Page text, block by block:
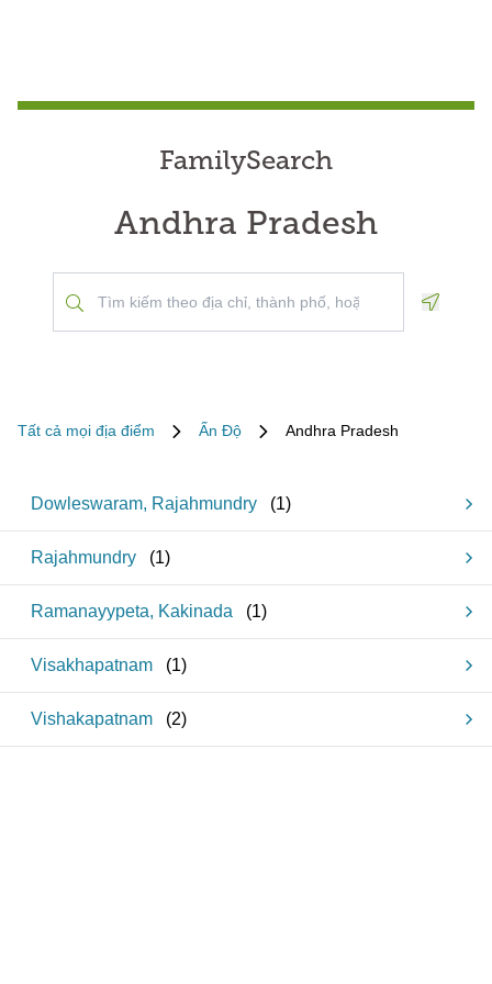
FamilySearch
Andhra Pradesh
Tất cả mọi địa điểm Ấn Độ Andhra Pradesh
Dowleswaram, Rajahmundry (1)
Rajahmundry (1)
Ramanayypeta, Kakinada (1)
Visakhapatnam (1)
Vishakapatnam (2)